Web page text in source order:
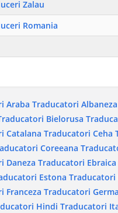
Zalau
Romania
Araba Traducatori Albaneza
Bielorusa
Catalana Traducatori Ceha
Coreeana
Daneza Traducatori Ebraica
Estona Traducatori
Franceza Traducatori
Hindi Traducatori